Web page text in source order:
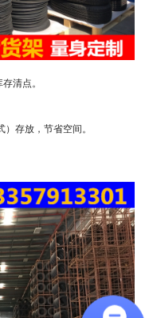
清点。
存放，节省空间。